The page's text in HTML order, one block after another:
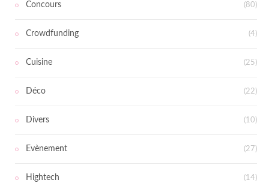
Concours (80)
Crowdfunding (4)
Cuisine (25)
Déco (22)
Divers (10)
Evènement (27)
Hightech (14)